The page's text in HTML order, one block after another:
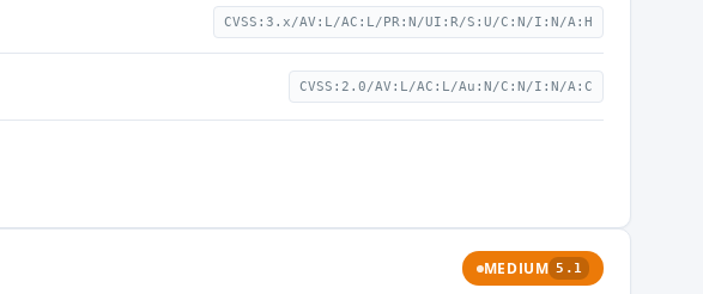
CVSS:3.x/AV:L/AC:L/PR:N/UI:R/S:U/C:N/I:N/A:H
CVSS:2.0/AV:L/AC:L/Au:N/C:N/I:N/A:C
MEDIUM 5.1